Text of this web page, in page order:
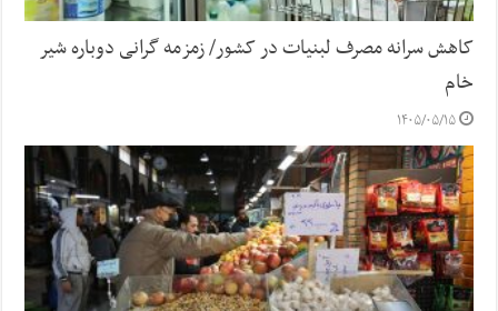
کاهش سرانه مصرف لبنیات در کشور/ زمزمه گرانی دوباره شیر
خام
۱۴۰۵/۰۵/۱۵